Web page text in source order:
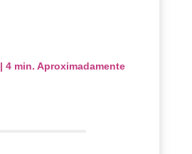
|4 min. Aproximadamente